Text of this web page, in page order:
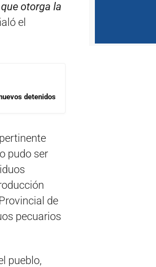
otorga la
el
detenidos
pudo ser
de
pecuarios
pueblo,